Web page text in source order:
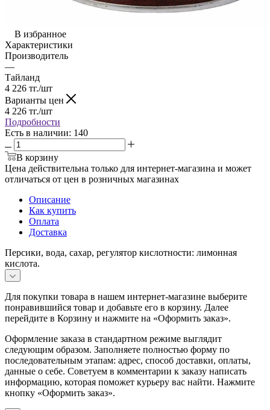
В избранное
Характеристики
Производитель
—
Тайланд
4 226 тг./шт
Варианты цен
4 226 тг./шт
Подробности
Есть в наличии: 140
В корзину
Цена действительна только для интернет-магазина и может
отличаться от цен в розничных магазинах
Описание
Как купить
Оплата
Доставка
Персики, вода, сахар, регулятор кислотности: лимонная
кислота.
Для покупки товара в нашем интернет-магазине выберите
понравившийся товар и добавьте его в корзину. Далее
перейдите в Корзину и нажмите на «Оформить заказ».
Оформление заказа в стандартном режиме выглядит
следующим образом. Заполняете полностью форму по
последовательным этапам: адрес, способ доставки, оплаты,
данные о себе. Советуем в комментарии к заказу написать
информацию, которая поможет курьеру вас найти. Нажмите
кнопку «Оформить заказ».